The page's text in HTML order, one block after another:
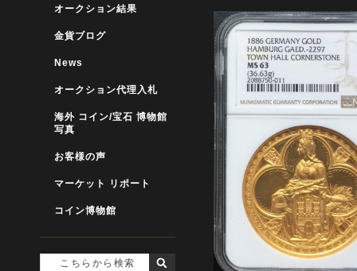
オークション結果
金貨ブログ
News
オークション代理入札
海外 コイン/宝石 博物館
写真
お客様の声
マーケット リポート
コイン博物館